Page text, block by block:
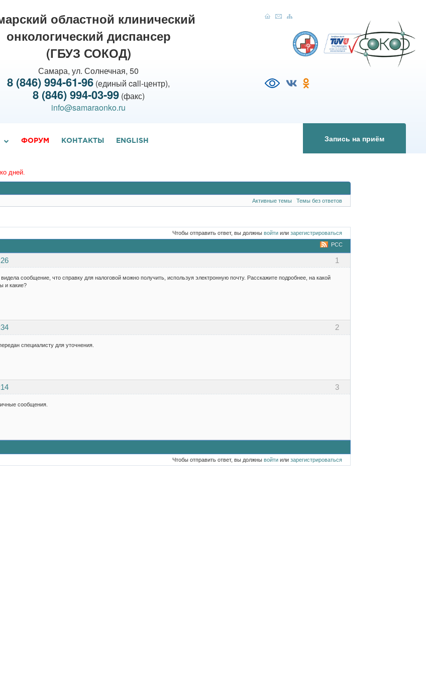
областной клинический
онкологический диспансер
(ГБУЗ СОКОД)
Самара, ул. Солнечная, 50
8 (846) 994-61-96 (единый call-центр),
8 (846) 994-03-99(факс)
info@samaraonko.ru
ФОРУМ КОНТАКТЫ ENGLISH Запись на приём
дней.
Активные темы Темы без ответов
Чтобы отправить ответ, вы должнывойти илизарегистрироваться
РСС
1
сообщение, что справку для налоговой можно получить, используя электронную почту. Расскажите подробнее, на какой
и какие?
2
специалисту для уточнения.
3
сообщения.
Чтобы отправить ответ, вы должнывойти илизарегистрироваться